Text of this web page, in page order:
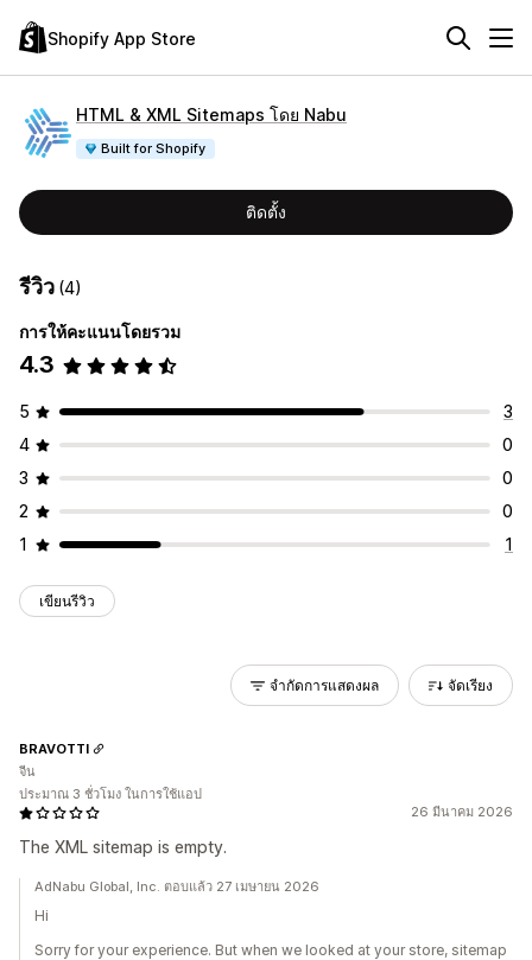
Shopify App Store
HTML & XML Sitemaps โดย Nabu
Built for Shopify
ติดตั้ง
รีวิว (4)
การให้คะแนนโดยรวม
4.3
5
3
4
0
3
0
2
0
1
1
เขียนรีวิว
จำกัดการแสดงผล จัดเรียง
26 มีนาคม 2026
The XML sitemap is empty.
BRAVOTTI
จีน
ประมาณ 3 ชั่วโมง ในการใช้แอป
AdNabu Global, Inc. ตอบแล้ว 27 เมษายน 2026
Hi
Sorry for your experience. But when we looked at your store, sitemap